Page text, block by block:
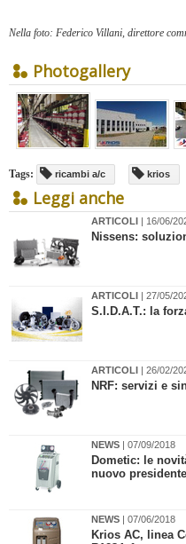
Nella foto: Federico Villani, direttore
Photogallery
Tags: ricambi a/c krios
Leggi anche
ARTICOLI | 16/06/
​Nissens:
ARTICOLI | 27/05/
S.I.D.A.T.: la
ARTICOLI | 26/02/
​NRF: servizi e
NEWS | 07/09/2018
Dometic: le
nuovo
NEWS | 07/06/2018
Krios AC, linea